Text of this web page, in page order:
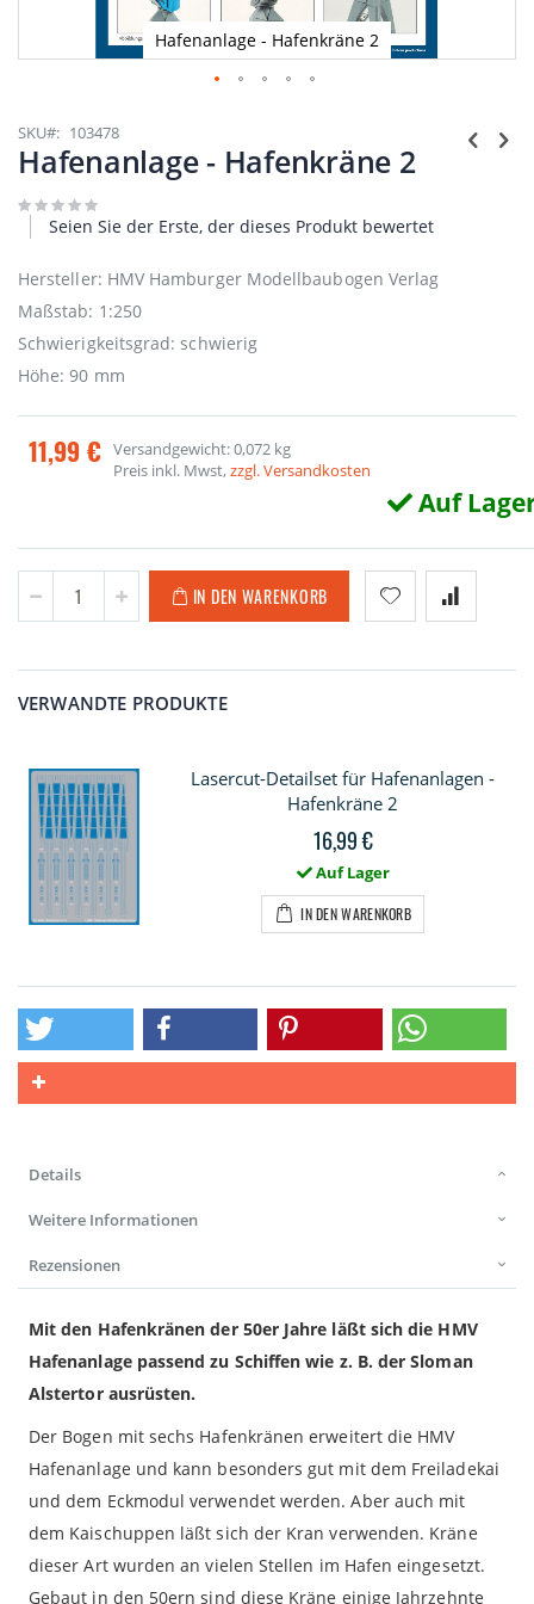
Hafenanlage - Hafenkräne 2
Anfang
der
Bildgalerie
SKU 103478
Hafenanlage - Hafenkräne 2
Seien Sie der Erste, der dieses Produkt bewertet
Hersteller: HMV Hamburger Modellbaubogen Verlag
Maßstab: 1:250
Schwierigkeitsgrad: schwierig
Höhe: 90 mm
11,99 € Versandgewicht: 0,072 kg
Preis inkl. Mwst,zzgl. Versandkosten
Auf
IN DEN WARENKORB
VERWANDTE PRODUKTE
Lasercut-Detailset für Hafenanlagen -
Hafenkräne 2
16,99 €
Auf Lager
IN DEN WARENKORB
Details
Weitere Informationen
Rezensionen
Mit den Hafenkränen der 50er Jahre läßt sich die HMV
Hafenanlage passend zu Schiffen wie z. B. der Sloman
Alstertor ausrüsten.
Der Bogen mit sechs Hafenkränen erweitert die HMV
Hafenanlage und kann besonders gut mit dem Freiladekai
und dem Eckmodul verwendet werden. Aber auch mit
dem Kaischuppen läßt sich der Kran verwenden. Kräne
dieser Art wurden an vielen Stellen im Hafen eingesetzt.
Gebaut in den 50ern sind diese Kräne einige Jahrzehnte